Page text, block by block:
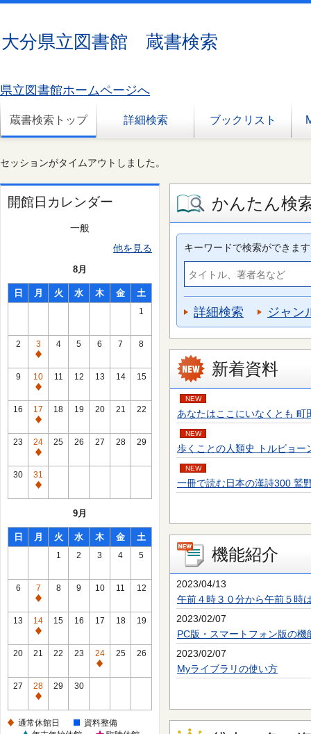
大分県立図書館 蔵書検索
県立図書館ホームページへ
蔵書検索トップ 詳細検索 ブックリスト
セッションがタイムアウトしました。
開館日カレンダー
一般
他を見る
8月
日 月 火 水 木 金 土
1
2
3
通
常
休
館
日
4 5 6 7 8
9
10
通
常
休
館
日
11 12 13 14 15
16
17
通
常
休
館
日
18 19 20 21 22
23
24
通
常
休
館
25 26 27 28 29
30
31
通
館
日
9月
日 月 火 水 木 金 土
1 2 3 4 5
6
7
通
常
休
館
8 9 10 11 12
13
14
通
常
館
日
15 16 17 18 19
20 21 22 23
24
通
館
日
25 26
27
28
通
休
29 30
通常休館日
資料整備
かんたん検
キーワードで検索ができます
詳細検索 ジャン
新着資料
NEW
あなたはここにいなくとも
NEW
歩くことの人類史 トルビョ
NEW
一冊で読む日本の漢詩300 鷲
機能紹介
2023/04/13
午前４時３０分から午前５時
2023/02/07
PC版・スマートフォン版の機
2023/02/07
Myライブラリの使い方